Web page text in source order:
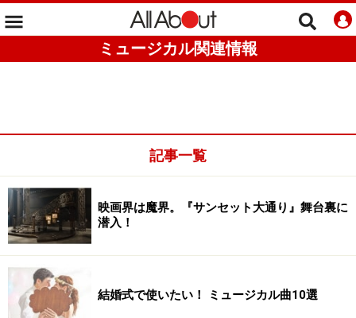
ミュージカル関連情報
記事一覧
映画界は魔界。『サンセット大通り』舞台裏に
潜入！
結婚式で使いたい！ ミュージカル曲10選